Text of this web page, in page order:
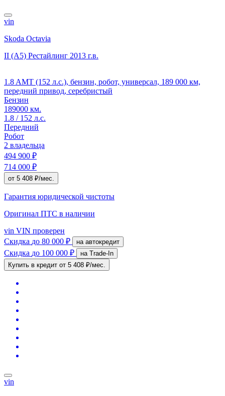
vin
Skoda Octavia
II (A5) Рестайлинг 2013 г.в.
1.8 AMT (152 л.с.), бензин, робот, универсал, 189 000 км,
передний привод, серебристый
Бензин
189000 км.
1.8 / 152 л.с.
Передний
Робот
2 владельца
494 900 ₽
714 000 ₽
от 5 408 ₽/мес.
Гарантия юридической чистоты
Оригинал ПТС в наличии
vin VIN проверен
Скидка до 80 000 ₽ на автокредит
Скидка до 100 000 ₽
на Trade-In
Купить в кредит от 5 408 ₽/мес.
vin